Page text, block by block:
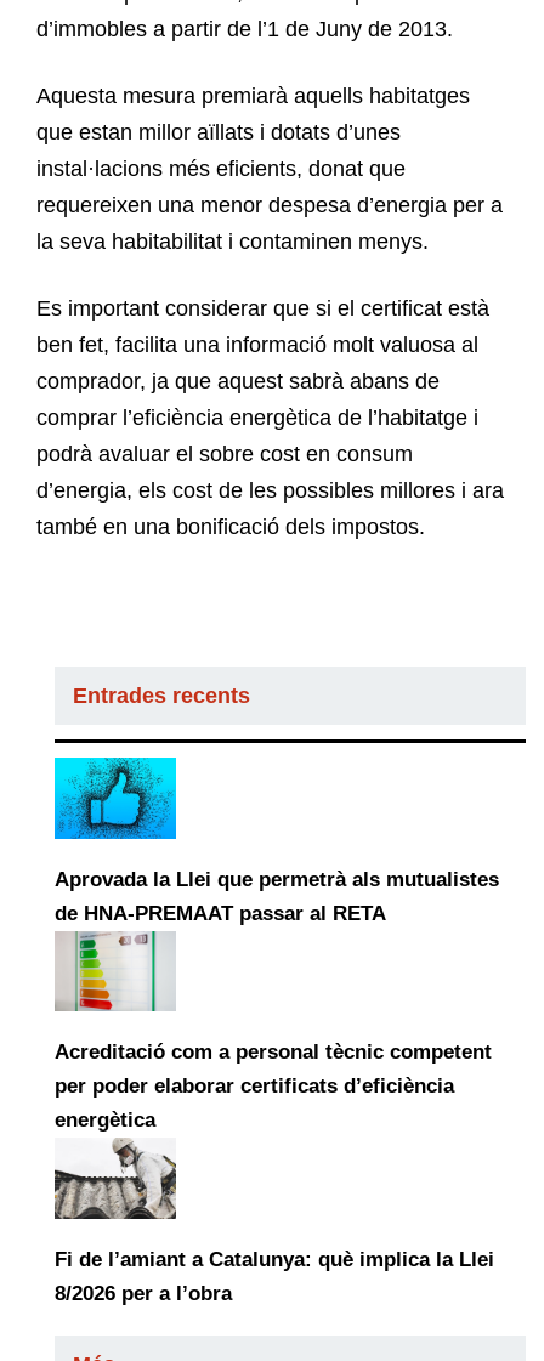
d’immobles a partir de l’1 de Juny de 2013.
Aquesta mesura premiarà aquells habitatges
que estan millor aïllats i dotats d’unes
instal·lacions més eficients, donat que
requereixen una menor despesa d’energia per a
la seva habitabilitat i contaminen menys.
Es important considerar que si el certificat està
ben fet, facilita una informació molt valuosa al
comprador, ja que aquest sabrà abans de
comprar l’eficiència energètica de l’habitatge i
podrà avaluar el sobre cost en consum
d’energia, els cost de les possibles millores i ara
també en una bonificació dels impostos.
Entrades recents
Aprovada la Llei que permetrà als mutualistes
de HNA-PREMAAT passar al RETA
Acreditació com a personal tècnic competent
per poder elaborar certificats d’eficiència
energètica
Fi de l’amiant a Catalunya: què implica la Llei
8/2026 per a l’obra